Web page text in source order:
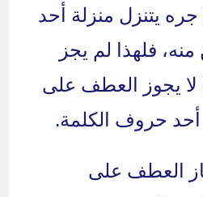
يتنزل منزلة أحد
فلهذا لم يجز
لا يجوز العطف على
أحد حروف الكلمة.
العطف على